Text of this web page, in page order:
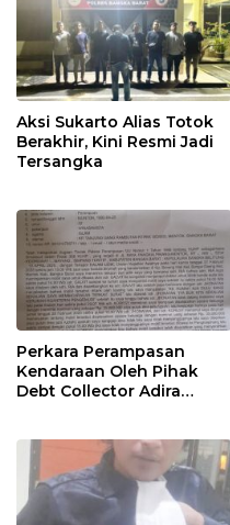
Aksi Sukarto Alias Totok
Berakhir, Kini Resmi Jadi
Tersangka
Perkara Perampasan
Kendaraan Oleh Pihak
Debt Collector Adira